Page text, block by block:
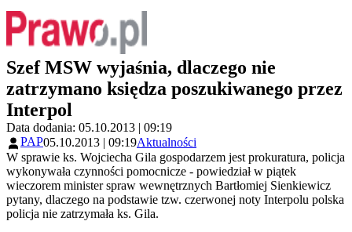
Szef MSW wyjaśnia, dlaczego nie
zatrzymano księdza poszukiwanego przez
Interpol
Data dodania: 05.10.2013 | 09:19
PAP05.10.2013 | 09:19Aktualności
W sprawie ks. Wojciecha Gila gospodarzem jest prokuratura, policja
wykonywała czynności pomocnicze - powiedział w piątek
wieczorem minister spraw wewnętrznych Bartłomiej Sienkiewicz
pytany, dlaczego na podstawie tzw. czerwonej noty Interpolu polska
policja nie zatrzymała ks. Gila.